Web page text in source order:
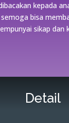
kepada
bisa
sikap dan
Detail